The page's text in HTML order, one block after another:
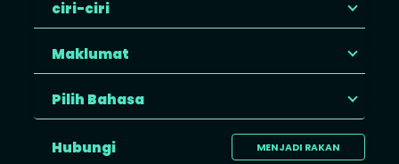
ciri-ciri
Maklumat
Pilih Bahasa
MENJADI RAKAN
Hubungi